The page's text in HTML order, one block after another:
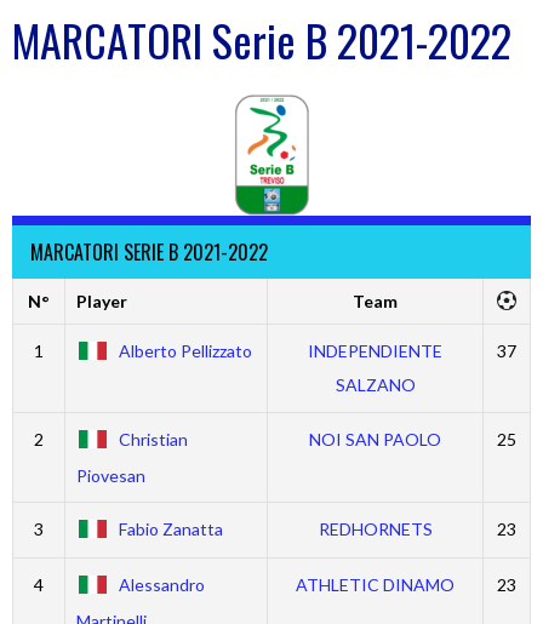
MARCATORI Serie B 2021-2022
MARCATORI SERIE B 2021-2022
N° Player Team
1 Alberto Pellizzato
INDEPENDIENTE
SALZANO
37
2
Christian
Piovesan
NOI SAN PAOLO 25
3 Fabio Zanatta REDHORNETS 23
4
Alessandro
ATHLETIC DINAMO 23